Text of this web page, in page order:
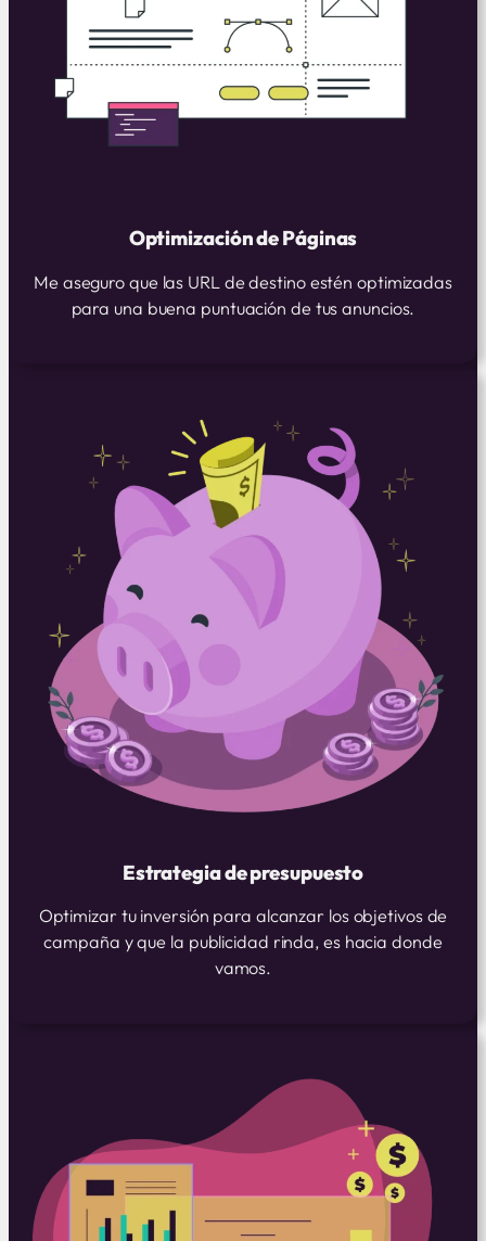
Optimización de Páginas
Me aseguro que las URL de destino estén optimizadas
para una buena puntuación de tus anuncios.
Estrategia de presupuesto
Optimizar tu inversión para alcanzar los objetivos de
campaña y que la publicidad rinda, es hacia donde
vamos.